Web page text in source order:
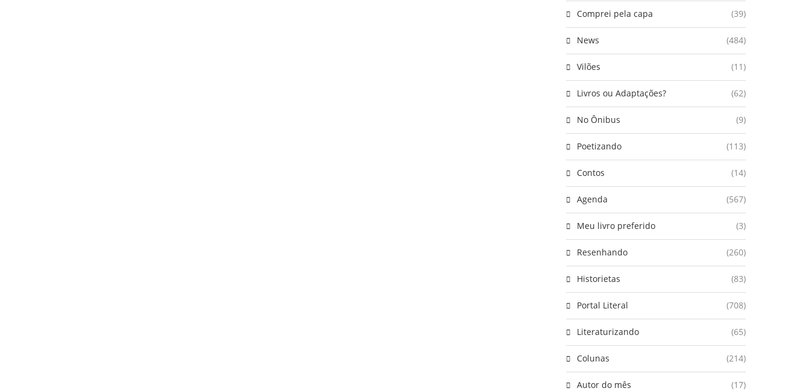
Comprei pela capa (39)
News (484)
Vilões (11)
Livros ou Adaptações? (62)
No Ônibus (9)
Poetizando (113)
Contos (14)
Agenda (567)
Meu livro preferido (3)
Resenhando (260)
Historietas (83)
Portal Literal (708)
Literaturizando (65)
Colunas (214)
Autor do mês (17)